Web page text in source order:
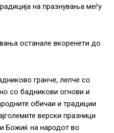
на празнувања меѓу
останале вкоренети до
гранче, лепче со
со бадникови огнови и
обичаи и традиции
верски празници
Божиќ на народот во